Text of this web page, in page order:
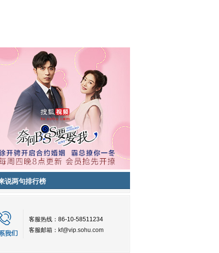
说两句排行榜
客服热线：86-10-58511234
客服邮箱： kf@vip.sohu.com